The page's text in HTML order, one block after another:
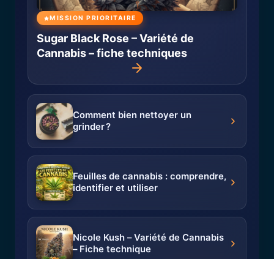
MISSION PRIORITAIRE
Sugar Black Rose – Variété de
Cannabis – fiche techniques
Comment bien nettoyer un
grinder ?
Feuilles de cannabis : comprendre,
identifier et utiliser
Nicole Kush – Variété de Cannabis
– Fiche technique